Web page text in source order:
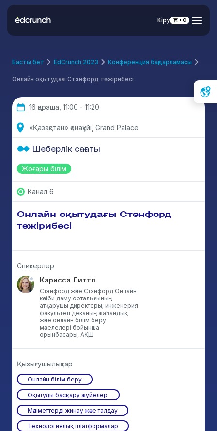
Кіру 0
Басты бет EdCrunch 2023 Конференция бағдарламасы
Онлайн оқытудағы Стэнфорд тәжірибесі
16 қараша, 11:00 - 11:20
«Қазақстан» қонақүйі, Grand Palace
Жоғары білім
Шеберлік сағаты
Канал 6
Онлайн оқытудағы Стэнфорд
тәжірибесі
Спикерлер
Карисса Литтл
Стэнфорд және Стэнфорд Онлайн
кәсіби даму орталығының
атқарушы директоры; инженерия
факультеті деканың жаһандық
және онлайн білім беру
мәселелері бойынша
орынбасары, АҚШ
Қызығушылықтар
Онлайн білім беру
Оқытуды басқару жүйелері
Мәліметтерді жинау және талдау
Технологиялық платформалар